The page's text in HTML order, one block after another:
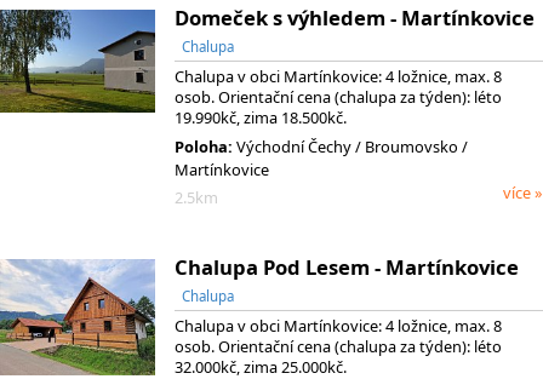
Domeček s výhledem - Martínkovice
Chalupa
Chalupa v obci Martínkovice: 4 ložnice, max. 8
osob. Orientační cena (chalupa za týden): léto
19.990kč, zima 18.500kč.
Poloha: Východní Čechy/ Broumovsko /
Martínkovice
2.5km
více »
Chalupa Pod Lesem - Martínkovice
Chalupa
Chalupa v obci Martínkovice: 4 ložnice, max. 8
osob. Orientační cena (chalupa za týden): léto
32.000kč, zima 25.000kč.